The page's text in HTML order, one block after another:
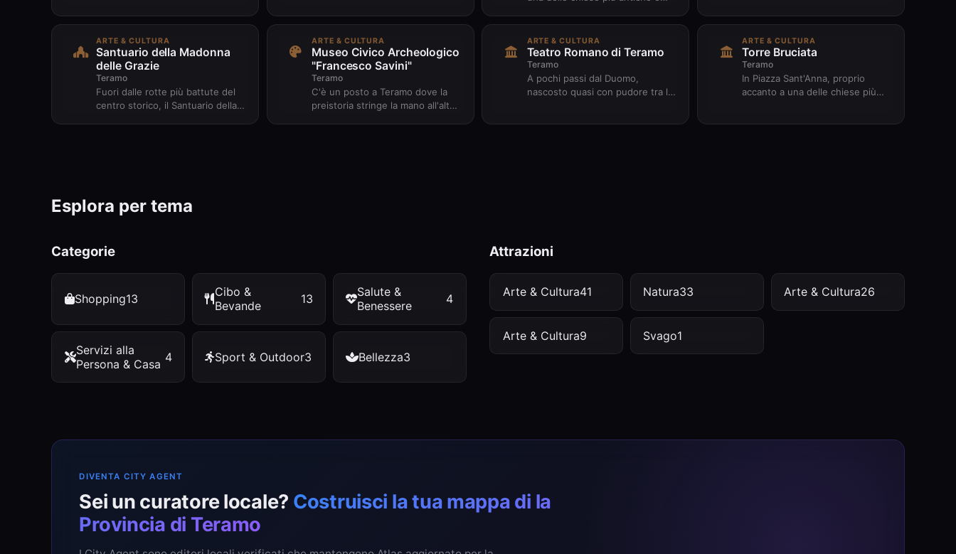
di r...
Pompetti, che sorge...
di...
ARTE & CULTURA
Santuario della Madonna
delle Grazie
Teramo
Fuori dalle rotte più battute del
centro storico, il Santuario della
ARTE & CULTURA
Museo Civico Archeologico
"Francesco Savini"
Teramo
C'è un posto a Teramo dove la
preistoria stringe la mano all'alto
ARTE & CULTURA
Teatro Romano di Teramo
Teramo
A pochi passi dal Duomo,
nascosto quasi con pudore tra le
ARTE & CULTURA
Torre Bruciata
Teramo
In Piazza Sant'Anna, proprio
accanto a una delle chiese più
Esplora per tema
Categorie
Shopping13
Cibo &
Bevande
13
Salute &
Benessere
4
Servizi alla
Persona & Casa 4 Sport & Outdoor3 Bellezza3
Attrazioni
Arte & Cultura41 Natura33 Arte & Cultura26
Arte & Cultura9 Svago1
DIVENTA CITY AGENT
Sei un curatore locale? Costruisci la tua mappa di la
Provincia di Teramo